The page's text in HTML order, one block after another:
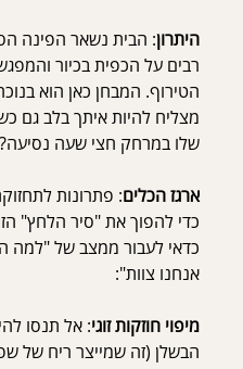
היתרון: הבית נשאר הפינה
רבים על הכפית בכיור
הטירוף. המבחן כאן הוא
מצליח להיות איתך בלב גם
שלו במרחק חצי שעה נסיעה?
ארגז הכלים: פתרונות
כדי להפוך את "סיר הלחץ"
כדאי לעבור ממצב של "למה
אנחנו צוות":
מיפוי חוזקות זוגי: אל תנסו
הבשלן (זה שמייצר ריח של